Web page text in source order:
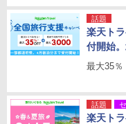
話題
楽天ト
付開始
最大35％
話題
楽天ト